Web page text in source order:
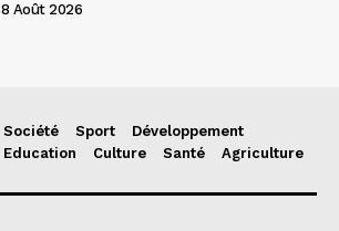
8 Août 2026
Société Sport
Développement
Education Culture Santé Agriculture